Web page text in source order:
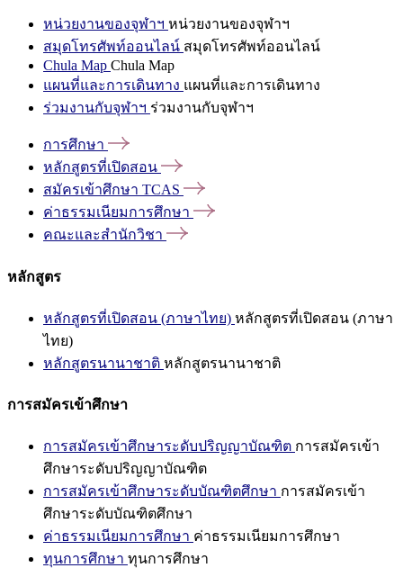
หน่วยงานของจุฬาฯ หน่วยงานของจุฬาฯ
สมุดโทรศัพท์ออนไลน์ สมุดโทรศัพท์ออนไลน์
Chula Map Chula Map
แผนที่และการเดินทาง แผนที่และการเดินทาง
ร่วมงานกับจุฬาฯ ร่วมงานกับจุฬาฯ
การศึกษา
หลักสูตรที่เปิดสอน
สมัครเข้าศึกษา TCAS
ค่าธรรมเนียมการศึกษา
คณะและสำนักวิชา
หลักสูตร
หลักสูตรที่เปิดสอน (ภาษาไทย) หลักสูตรที่เปิดสอน (ภาษา
ไทย)
หลักสูตรนานาชาติ หลักสูตรนานาชาติ
การสมัครเข้าศึกษา
การสมัครเข้าศึกษาระดับปริญญาบัณฑิต การสมัครเข้า
ศึกษาระดับปริญญาบัณฑิต
การสมัครเข้าศึกษาระดับบัณฑิตศึกษา การสมัครเข้า
ศึกษาระดับบัณฑิตศึกษา
ค่าธรรมเนียมการศึกษา ค่าธรรมเนียมการศึกษา
ทุนการศึกษา ทุนการศึกษา